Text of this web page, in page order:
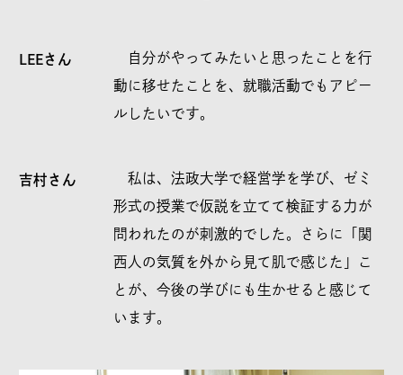
LEEさん
自分がやってみたいと思ったことを行
動に移せたことを、就職活動でもアピー
ルしたいです。
吉村さん
私は、法政大学で経営学を学び、ゼミ
形式の授業で仮説を立てて検証する力が
問われたのが刺激的でした。さらに「関
西人の気質を外から見て肌で感じた」こ
とが、今後の学びにも生かせると感じて
います。